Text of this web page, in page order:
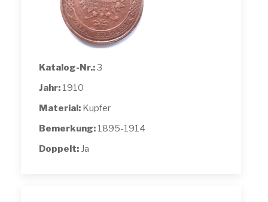
Katalog-Nr.:3
Jahr: 1910
Material: Kupfer
Bemerkung: 1895-1914
Doppelt: Ja